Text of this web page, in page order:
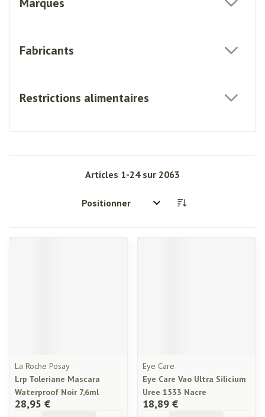
Fabricants
Restrictions alimentaires
Articles 1-24sur 2063
Trier par:
La Roche Posay
Lrp Toleriane Mascara
Waterproof Noir 7,6ml
28,95 €
Eye Care
Eye Care Vao Ultra Silicium
Uree 1533 Nacre
18,89 €